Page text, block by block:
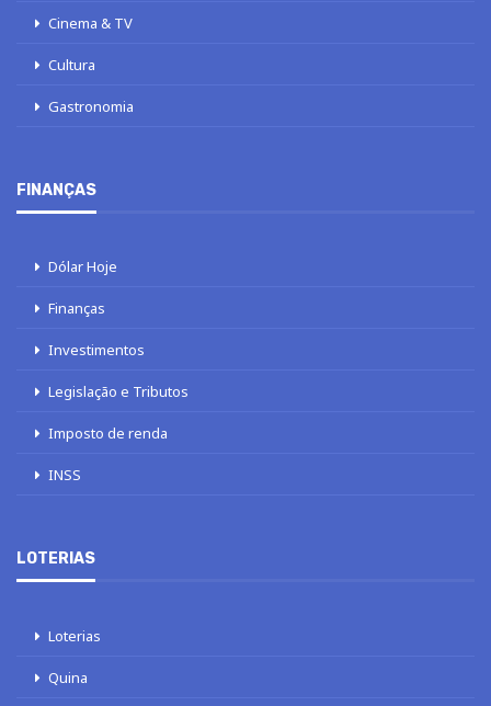
Cinema & TV
Cultura
Gastronomia
FINANÇAS
Dólar Hoje
Finanças
Investimentos
Legislação e Tributos
Imposto de renda
INSS
LOTERIAS
Loterias
Quina